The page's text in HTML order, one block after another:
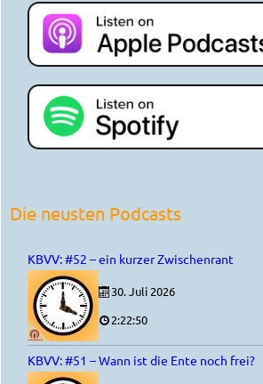
Die neusten Podcasts
KBVV: #52 – ein kurzer Zwischenrant
30. Juli 2026
2:22:50
KBVV: #51 – Wann ist die Ente noch frei?